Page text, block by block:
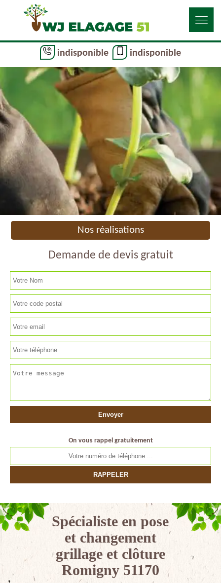
indisponible indisponible
Nos réalisations
Demande de devis gratuit
On vous rappel gratuitement
Spécialiste en pose
et changement
grillage et clôture
Romigny 51170